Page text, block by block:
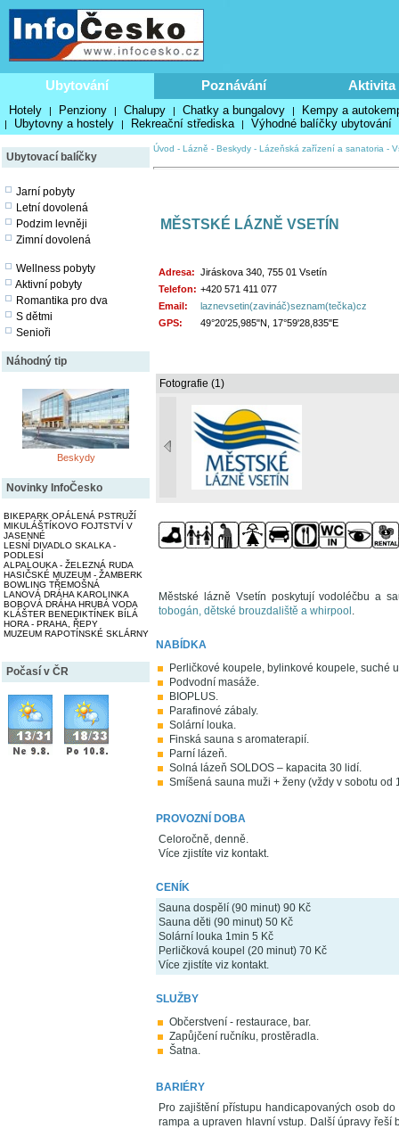
Ubytování Poznávání Aktivita
Hotely | Penziony | Chalupy | Chatky a bungalovy | Kempy a
| Ubytovny a hostely | Rekreační střediska | Výhodné balíčky ubytování
Ubytovací balíčky
Jarní pobyty
Letní dovolená
Podzim levněji
Zimní dovolená
Wellness pobyty
Aktivní pobyty
Romantika pro dva
S dětmi
Senioři
Náhodný tip
Beskydy
Novinky InfoČesko
BIKEPARK OPÁLENÁ PSTRUŽÍ
MIKULÁŠTÍKOVO FOJTSTVÍ V
JASENNÉ
LESNÍ DIVADLO SKALKA -
PODLESÍ
ALPALOUKA - ŽELEZNÁ RUDA
HASIČSKÉ MUZEUM - ŽAMBERK
BOWLING TŘEMOŠNÁ
LANOVÁ DRÁHA KAROLINKA
BOBOVÁ DRÁHA HRUBÁ VODA
KLÁŠTER BENEDIKTÍNEK BÍLÁ
HORA - PRAHA, ŘEPY
MUZEUM RAPOTÍNSKÉ SKLÁRNY
Počasí v ČR
Úvod - Lázně - Beskydy - Lázeňská zařízení a sanatoria -
MĚSTSKÉ LÁZNĚ VSETÍN
Adresa: Jiráskova 340, 755 01 Vsetín
Telefon: +420 571 411 077
Email:
laznevsetin(zavináč)seznam(tečka)cz
GPS:
49°20'25,985"N, 17°59'28,835"E
Fotografie (1)
Městské lázně Vsetín poskytují vodoléčbu a
tobogán, dětské brouzdaliště a whirpool .
NABÍDKA
Perličkové koupele, bylinkové koupele, suché
Podvodní masáže.
BIOPLUS.
Parafinové zábaly.
Solární louka.
Finská sauna s aromaterapií.
Parní lázeň.
Solná lázeň SOLDOS – kapacita 30 lidí.
Smíšená sauna muži + ženy (vždy v sobotu od
PROVOZNÍ DOBA
Celoročně, denně.
Více zjistíte viz kontakt.
CENÍK
Sauna dospělí (90 minut) 90 Kč
Sauna děti (90 minut) 50 Kč
Solární louka 1min 5 Kč
Perličková koupel (20 minut) 70 Kč
Více zjistíte viz kontakt.
SLUŽBY
Občerstvení - restaurace, bar.
Zapůjčení ručníku, prostěradla.
Šatna.
BARIÉRY
Pro zajištění přístupu handicapovaných osob
rampa a upraven hlavní vstup. Další úpravy řeší